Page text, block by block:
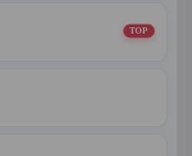
TOP